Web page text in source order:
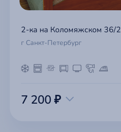
2-ка на Коломяжском 36/2
г Санкт-Петербург
7 200 ₽